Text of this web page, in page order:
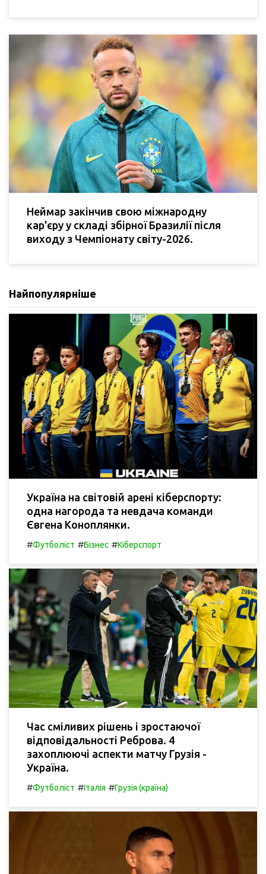
Неймар закінчив свою міжнародну
кар'єру у складі збірної Бразилії після
виходу з Чемпіонату світу-2026.
Найпопулярніше
Україна на світовій арені кіберспорту:
одна нагорода та невдача команди
Євгена Коноплянки.
#Футболіст #Бізнес #Кіберспорт
Час сміливих рішень і зростаючої
відповідальності Реброва. 4
захоплюючі аспекти матчу Грузія -
Україна.
#Футболіст #Італія #Грузія (країна)